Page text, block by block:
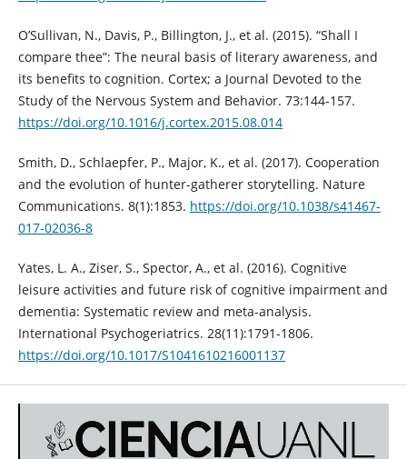
O’Sullivan, N., Davis, P., Billington, J., et al. (2015). “Shall I
compare thee”: The neural basis of literary awareness, and
its benefits to cognition. Cortex; a Journal Devoted to the
Study of the Nervous System and Behavior. 73:144-157.
https://doi.org/10.1016/j.cortex.2015.08.014
Smith, D., Schlaepfer, P., Major, K., et al. (2017). Cooperation
and the evolution of hunter-gatherer storytelling. Nature
Communications. 8(1):1853. https://doi.org/10.1038/s41467-
017-02036-8
Yates, L. A., Ziser, S., Spector, A., et al. (2016). Cognitive
leisure activities and future risk of cognitive impairment and
dementia: Systematic review and meta-analysis.
International Psychogeriatrics. 28(11):1791-1806.
https://doi.org/10.1017/S1041610216001137